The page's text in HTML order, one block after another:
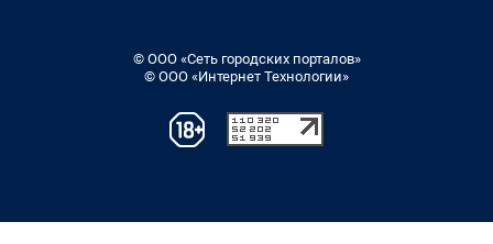
© ООО «Сеть городских порталов»
© ООО «Интернет Технологии»